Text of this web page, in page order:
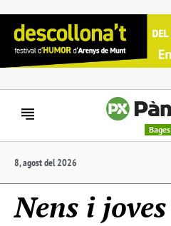
Bages
8, agost del 2026
Nens i joves